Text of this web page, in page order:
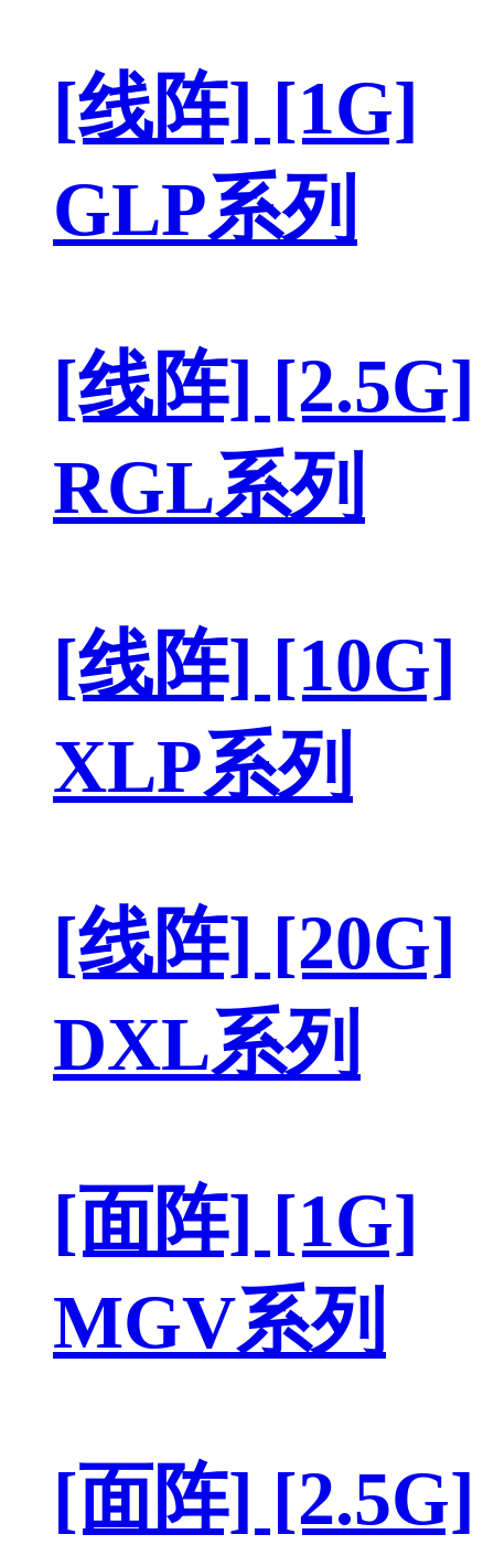
[线阵] [1G]
GLP系列
[线阵] [2.5G]
RGL系列
[线阵] [10G]
XLP系列
[线阵] [20G]
DXL系列
[面阵] [1G]
MGV系列
[面阵] [2.5G]